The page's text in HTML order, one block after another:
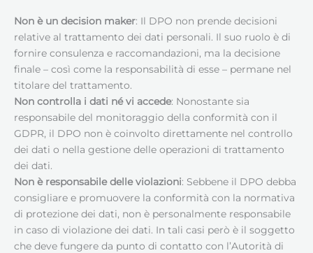
Non è un decision maker: Il DPO non prende decisioni
relative al trattamento dei dati personali. Il suo ruolo è di
fornire consulenza e raccomandazioni, ma la decisione
finale – così come la responsabilità di esse – permane nel
titolare del trattamento.
Non controlla i dati né vi accede: Nonostante sia
responsabile del monitoraggio della conformità con il
GDPR, il DPO non è coinvolto direttamente nel controllo
dei dati o nella gestione delle operazioni di trattamento
dei dati.
Non è responsabile delle violazioni: Sebbene il DPO debba
consigliare e promuovere la conformità con la normativa
di protezione dei dati, non è personalmente responsabile
in caso di violazione dei dati. In tali casi però è il soggetto
che deve fungere da punto di contatto con l’Autorità di